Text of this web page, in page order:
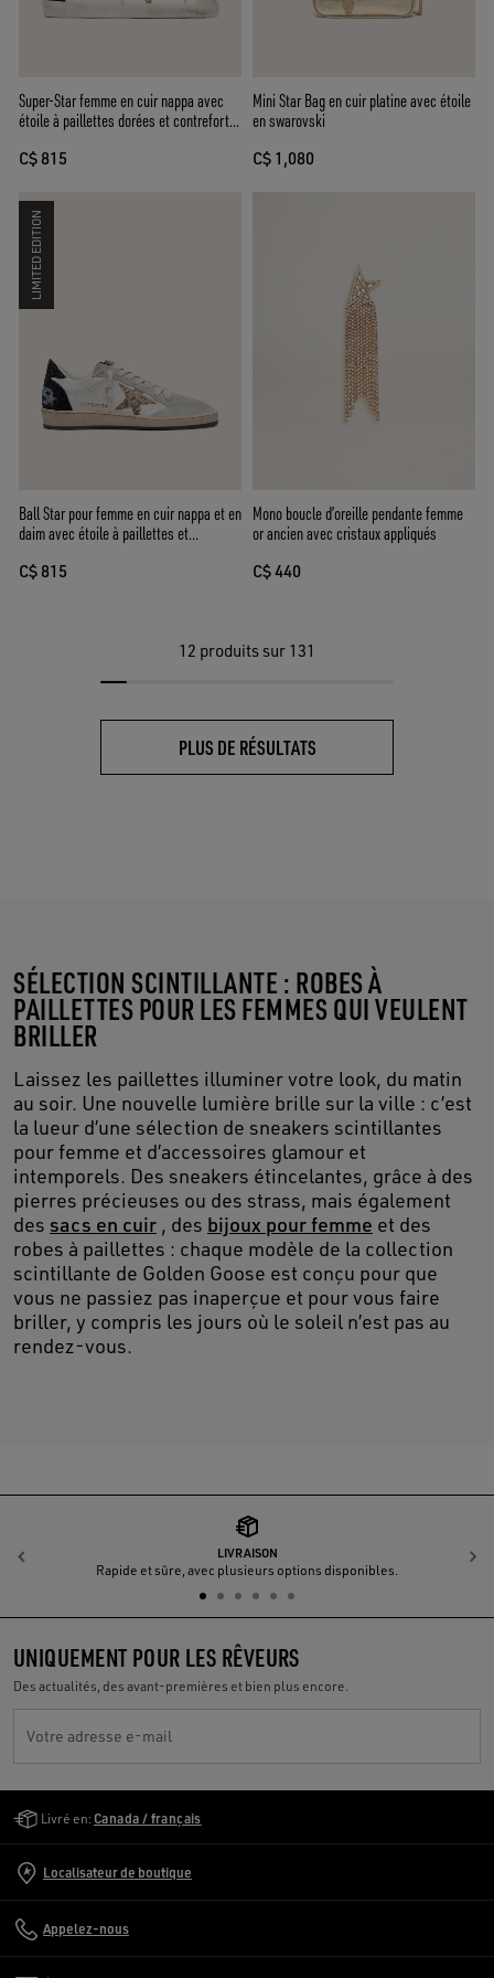
Super-Star femme en cuir nappa avec
étoile à paillettes dorées et contrefort à
C$ 815
Mini Star Bag en cuir platine avec étoile
en swarovski
C$ 1,080
LIMITED EDITION
Ball Star pour femme en cuir nappa et en
daim avec étoile à paillettes et
C$ 815
Mono boucle d’oreille pendante femme
or ancien avec cristaux appliqués
C$ 440
12 produits sur 131
PLUS DE RÉSULTATS
SÉLECTION SCINTILLANTE : ROBES À
PAILLETTES POUR LES FEMMES QUI VEULENT
BRILLER
Laissez les paillettes illuminer votre look, du matin
au soir. Une nouvelle lumière brille sur la ville : c’est
la lueur d’une sélection de sneakers scintillantes
pour femme et d’accessoires glamour et
intemporels. Des sneakers étincelantes, grâce à des
pierres précieuses ou des strass, mais également
des sacs en cuir , des bijoux pour femme et des
robes à paillettes : chaque modèle de la collection
scintillante de Golden Goose est conçu pour que
vous ne passiez pas inaperçue et pour vous faire
briller, y compris les jours où le soleil n’est pas au
rendez-vous.
LIVRAISON
Rapide et sûre, avec plusieurs options disponibles.
Précédent
UNIQUEMENT POUR LES RÊVEURS
Des actualités, des avant-premières et bien plus encore.
Votre adresse e-mail
Livré en: Canada / français
Localisateur de boutique
Appelez-nous